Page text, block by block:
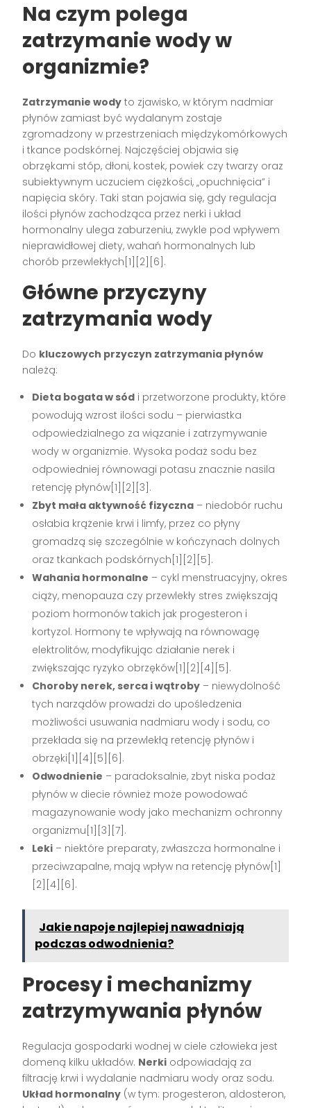
Na czym polega
zatrzymanie wody w
organizmie?
Zatrzymanie wody to zjawisko, w którym nadmiar
płynów zamiast być wydalanym zostaje
zgromadzony w przestrzeniach międzykomórkowych
i tkance podskórnej. Najczęściej objawia się
obrzękami stóp, dłoni, kostek, powiek czy twarzy oraz
subiektywnym uczuciem ciężkości, „opuchnięcia” i
napięcia skóry. Taki stan pojawia się, gdy regulacja
ilości płynów zachodząca przez nerki i układ
hormonalny ulega zaburzeniu, zwykle pod wpływem
nieprawidłowej diety, wahań hormonalnych lub
chorób przewlekłych[1][2][6].
Główne przyczyny
zatrzymania wody
Do kluczowych przyczyn zatrzymania płynów
należą:
Dieta bogata w sód i przetworzone produkty, które
powodują wzrost ilości sodu – pierwiastka
odpowiedzialnego za wiązanie i zatrzymywanie
wody w organizmie. Wysoka podaż sodu bez
odpowiedniej równowagi potasu znacznie nasila
retencję płynów[1][2][3].
Zbyt mała aktywność fizyczna – niedobór ruchu
osłabia krążenie krwi i limfy, przez co płyny
gromadzą się szczególnie w kończynach dolnych
oraz tkankach podskórnych[1][2][5].
Wahania hormonalne – cykl menstruacyjny, okres
ciąży, menopauza czy przewlekły stres zwiększają
poziom hormonów takich jak progesteron i
kortyzol. Hormony te wpływają na równowagę
elektrolitów, modyfikując działanie nerek i
zwiększając ryzyko obrzęków[1][2][4][5].
Choroby nerek, serca i wątroby – niewydolność
tych narządów prowadzi do upośledzenia
możliwości usuwania nadmiaru wody i sodu, co
przekłada się na przewlekłą retencję płynów i
obrzęki[1][4][5][6].
Odwodnienie – paradoksalnie, zbyt niska podaż
płynów w diecie również może powodować
magazynowanie wody jako mechanizm ochronny
organizmu[1][3][7].
Leki – niektóre preparaty, zwłaszcza hormonalne i
przeciwzapalne, mają wpływ na retencję płynów[1]
[2][4][6].
Jakie napoje najlepiej nawadniają
podczas odwodnienia?
Procesy i mechanizmy
zatrzymywania płynów
Regulacja gospodarki wodnej w ciele człowieka jest
domeną kilku układów. Nerki odpowiadają za
filtrację krwi i wydalanie nadmiaru wody oraz sodu.
Układ hormonalny (w tym: progesteron, aldosteron,